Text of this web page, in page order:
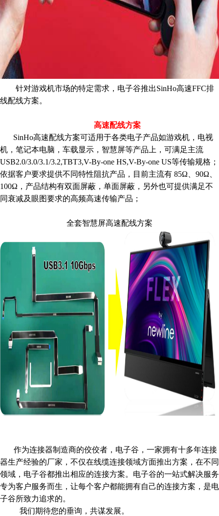
针对游戏机市场的特定需求， 电子谷推出SinHo高速FFC排
线配线方案。
高速配线方案
SinHo高速配线方案可适用于各类电子产品如游戏机，电视
机，笔记本电脑，车载显示，智慧屏等产品上，可满足主流
USB2.0/3.0/3.1/3.2,TBT3,V-By-one HS,V-By-one US等传输规格；
依据客户要求提供不同特性阻抗产品 ，目前主流有 85Ω、90Ω、
100Ω，产品结构有双面屏蔽，单面屏蔽，另外也可提供满足不
同衰减及眼图要求的高频高速传输产品 ；
全套智慧屏高速配线方案
作为连接器制造商的佼佼者，电子谷，一家拥有十多年连接
器生产经验的厂家，不仅在线缆连接领域方面推出方案，在不同
领域，电子谷都推出相应的连接方案。电子谷的一站式解决服务
专为客户服务而生，让每个客户都能拥有自己的连接方案，是电
子谷所致力追求的。
我们期待您的垂询，共谋发展。